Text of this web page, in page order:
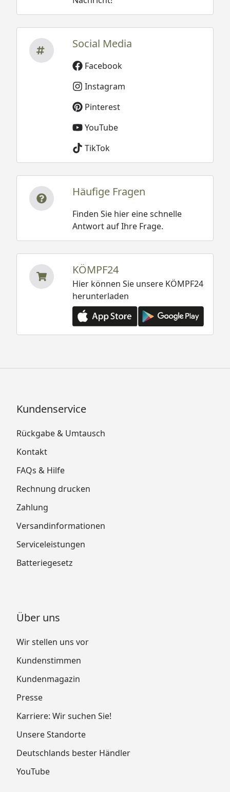
Social Media
Facebook
Instagram
Pinterest
YouTube
TikTok
Häufige Fragen
Finden Sie hier eine schnelle
Antwort auf Ihre Frage.
KÖMPF24
Hier können Sie unsere KÖMPF24
herunterladen
Kundenservice
Rückgabe & Umtausch
Kontakt
FAQs & Hilfe
Rechnung drucken
Zahlung
Versandinformationen
Serviceleistungen
Batteriegesetz
Über uns
Wir stellen uns vor
Kundenstimmen
Kundenmagazin
Presse
Karriere: Wir suchen Sie!
Unsere Standorte
Deutschlands bester Händler
YouTube